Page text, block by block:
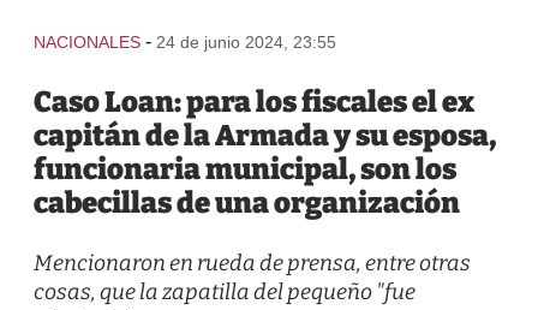
NACIONALES - 24 de junio 2024, 23:55
Caso Loan: para los fiscales el ex
capitán de la Armada y su esposa,
funcionaria municipal, son los
cabecillas de una organización
Mencionaron en rueda de prensa, entre otras
cosas, que la zapatilla del pequeño "fue